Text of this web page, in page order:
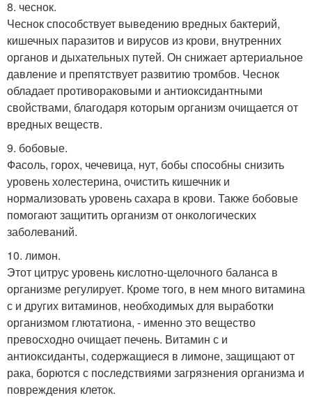
8. чеснок.
Чеснок способствует выведению вредных бактерий,
кишечных паразитов и вирусов из крови, внутренних
органов и дыхательных путей. Он снижает артериальное
давление и препятствует развитию тромбов. Чеснок
обладает противораковыми и антиоксидантными
свойствами, благодаря которым организм очищается от
вредных веществ.
9. бобовые.
Фасоль, горох, чечевица, нут, бобы способны снизить
уровень холестерина, очистить кишечник и
нормализовать уровень сахара в крови. Также бобовые
помогают защитить организм от онкологических
заболеваний.
10. лимон.
Этот цитрус уровень кислотно-щелочного баланса в
организме регулирует. Кроме того, в нем много витамина
с и других витаминов, необходимых для выработки
организмом глютатиона, - именно это вещество
превосходно очищает печень. Витамин с и
антиоксиданты, содержащиеся в лимоне, защищают от
рака, борются с последствиями загрязнения организма и
повреждения клеток.